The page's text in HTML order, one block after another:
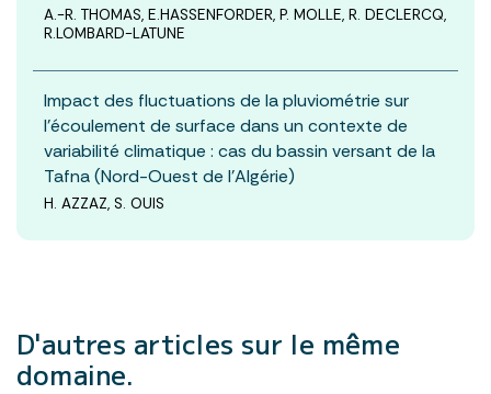
A.-R. THOMAS, E.HASSENFORDER, P. MOLLE, R. DECLERCQ,
R.LOMBARD-LATUNE
Impact des fluctuations de la pluviométrie sur
l'écoulement de surface dans un contexte de
variabilité climatique : cas du bassin versant de la
Tafna (Nord-Ouest de l'Algérie)
H. AZZAZ, S. OUIS
D'autres articles sur le même
domaine.